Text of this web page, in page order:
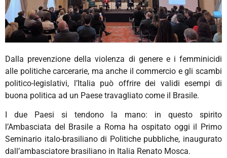
Dalla prevenzione della violenza di genere e i femminicidi
alle politiche carcerarie, ma anche il commercio e gli scambi
politico-legislativi, l’Italia può offrire dei validi esempi di
buona politica ad un Paese travagliato come il Brasile.
I due Paesi si tendono la mano: in questo spirito
l’Ambasciata del Brasile a Roma ha ospitato oggi il Primo
Seminario italo-brasiliano di Politiche pubbliche, inaugurato
dall’ambasciatore brasiliano in Italia Renato Mosca.